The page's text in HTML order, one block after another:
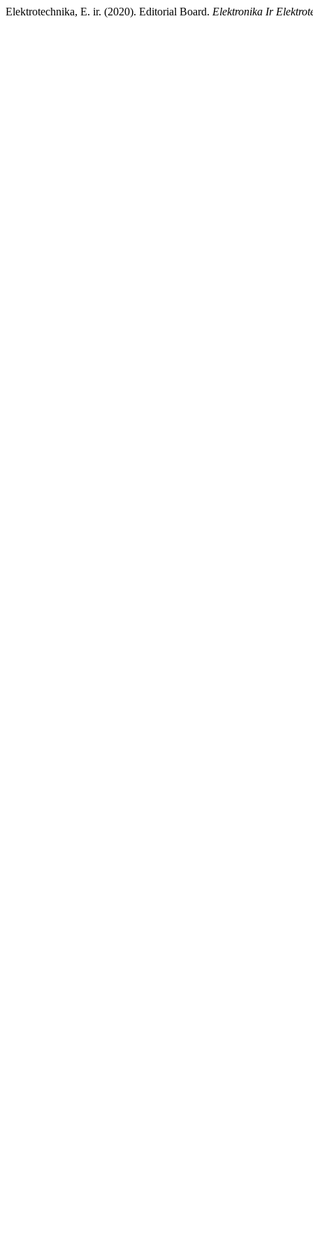
Elektrotechnika, E. ir. (2020). Editorial Board. Elektronika Ir